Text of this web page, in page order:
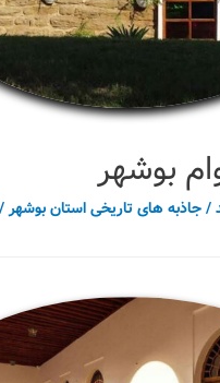
بوشهر
/جاذبه های تاریخی استان بوشهر/